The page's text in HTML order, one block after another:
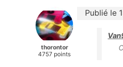
thorontor
4757 points
Publié le